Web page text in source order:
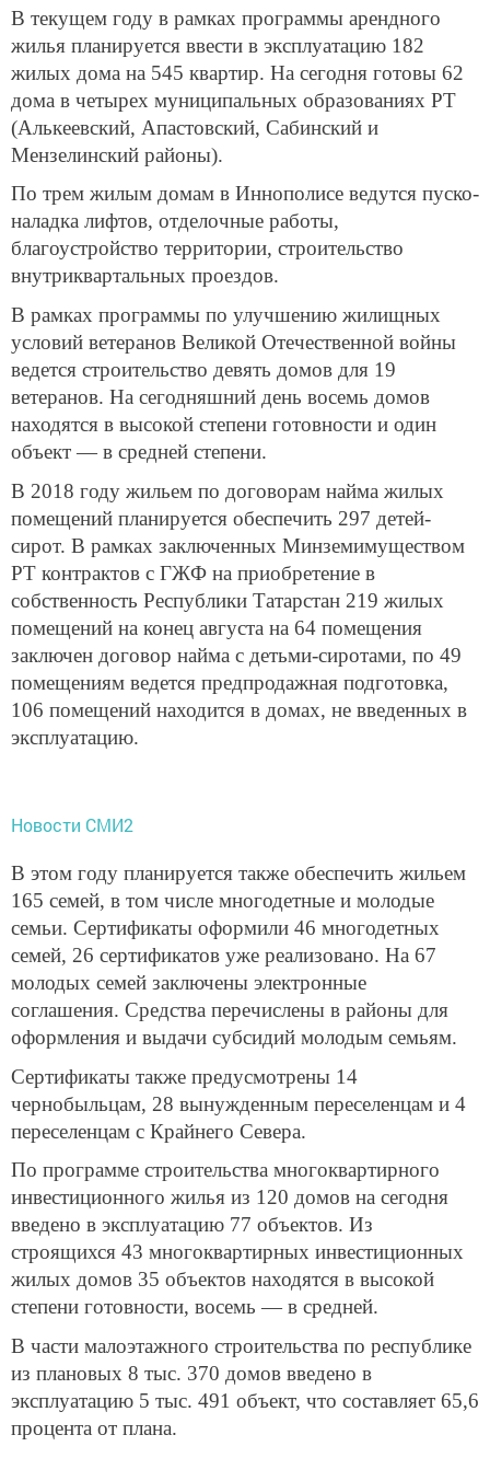
В текущем году в рамках программы арендного
жилья планируется ввести в эксплуатацию 182
жилых дома на 545 квартир. На сегодня готовы 62
дома в четырех муниципальных образованиях РТ
(Алькеевский, Апастовский, Сабинский и
Мензелинский районы).
По трем жилым домам в Иннополисе ведутся пуско-
наладка лифтов, отделочные работы,
благоустройство территории, строительство
внутриквартальных проездов.
В рамках программы по улучшению жилищных
условий ветеранов Великой Отечественной войны
ведется строительство девять домов для 19
ветеранов. На сегодняшний день восемь домов
находятся в высокой степени готовности и один
объект — в средней степени.
В 2018 году жильем по договорам найма жилых
помещений планируется обеспечить 297 детей-
сирот. В рамках заключенных Минземимуществом
РТ контрактов с ГЖФ на приобретение в
собственность Республики Татарстан 219 жилых
помещений на конец августа на 64 помещения
заключен договор найма с детьми-сиротами, по 49
помещениям ведется предпродажная подготовка,
106 помещений находится в домах, не введенных в
эксплуатацию.
Новости СМИ2
В этом году планируется также обеспечить жильем
165 семей, в том числе многодетные и молодые
семьи. Сертификаты оформили 46 многодетных
семей, 26 сертификатов уже реализовано. На 67
молодых семей заключены электронные
соглашения. Средства перечислены в районы для
оформления и выдачи субсидий молодым семьям.
Сертификаты также предусмотрены 14
чернобыльцам, 28 вынужденным переселенцам и 4
переселенцам с Крайнего Севера.
По программе строительства многоквартирного
инвестиционного жилья из 120 домов на сегодня
введено в эксплуатацию 77 объектов. Из
строящихся 43 многоквартирных инвестиционных
жилых домов 35 объектов находятся в высокой
степени готовности, восемь — в средней.
В части малоэтажного строительства по республике
из плановых 8 тыс. 370 домов введено в
эксплуатацию 5 тыс. 491 объект, что составляет 65,6
процента от плана.